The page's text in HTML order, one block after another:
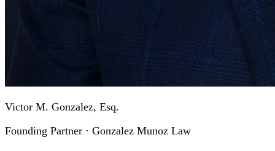
Victor M. Gonzalez, Esq.
Founding Partner · Gonzalez Munoz Law